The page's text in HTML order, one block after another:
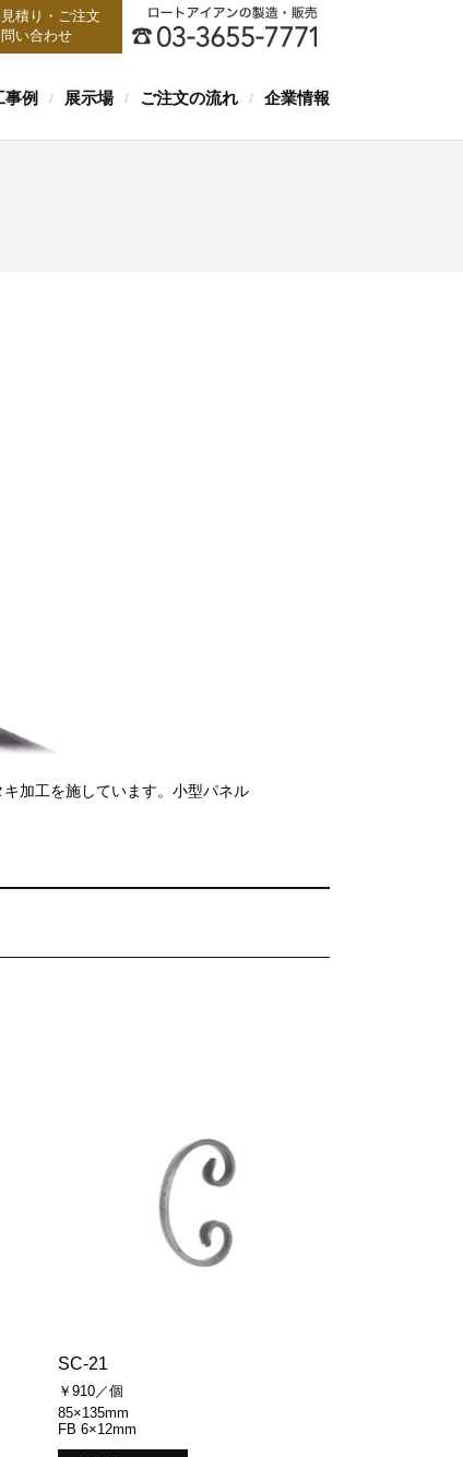
積り・ご注文
い合わせ
事例 / 展示場 / ご注文の流れ / 企業情報
加工を施しています。小型パネル
SC-21
￥910／個
85×135mm
FB 6×12mm